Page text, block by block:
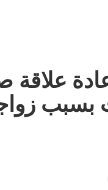
علاقة
بسبب